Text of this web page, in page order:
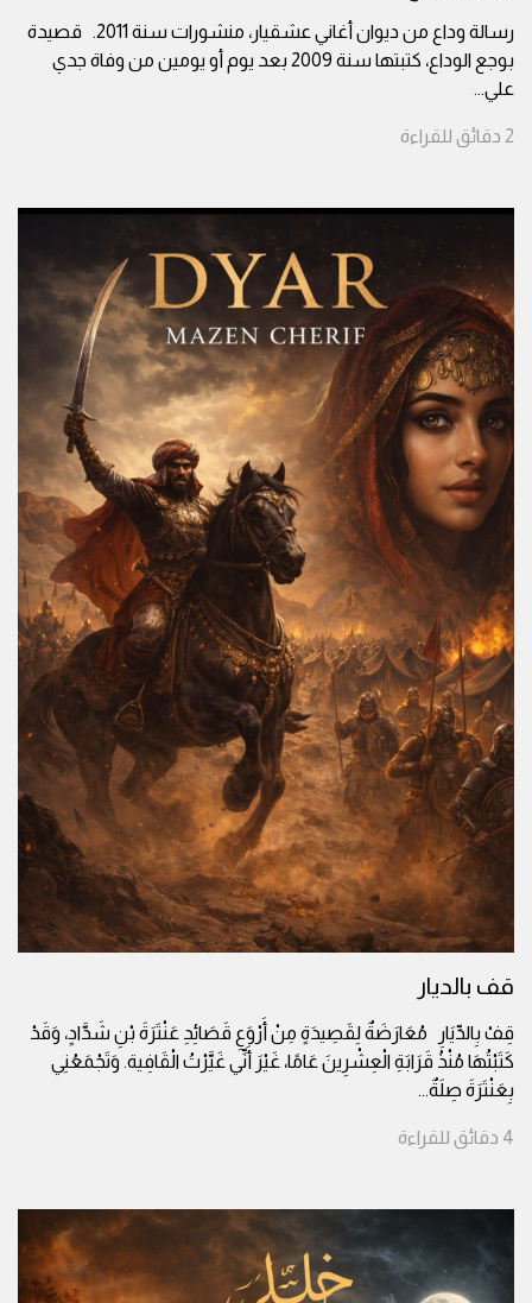
رسالة وداع من ديوان أغاني عشقيار، منشورات سنة 2011. قصيدة
بوجع الوداع، كتبتها سنة 2009 بعد يوم أو يومين من وفاة جدي
علي...
2 دقائق للقراءة
قف بالديار
قِفْ بِالدِّيَارِ مُعَارَضَةٌ لِقَصِيدَةٍ مِنْ أَرْوَعِ قَصَائِدِ عَنْتَرَةَ بْنِ شَدَّادٍ، وَقَدْ
كَتَبْتُهَا مُنْذُ قَرَابَةِ الْعِشْرِينَ عَامًا، غَيْرَ أَنِّي غَيَّرْتُ الْقَافِية. وَتَجْمَعُنِي
بِعَنْتَرَةَ صِلَةٌ...
4 دقائق للقراءة